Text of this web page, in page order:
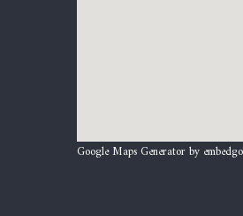
Google Maps Generator by